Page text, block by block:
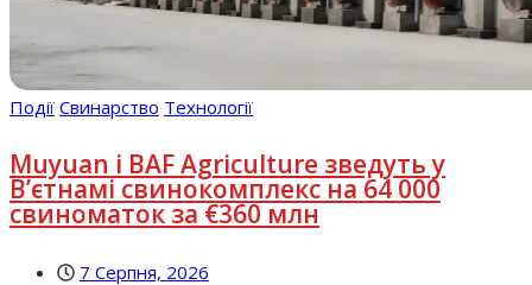
Події Свинарство Технології
Muyuan і BAF Agriculture зведуть у
В’єтнамі свинокомплекс на 64 000
свиноматок за €360 млн
7 Серпня, 2026